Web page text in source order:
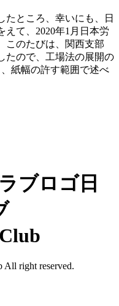
たところ、幸いにも、日
えて、2020年1月日本労
このたびは、関西支部
たので、工場法の展開の
紙幅の許す範囲で述べ
日
All right reserved.